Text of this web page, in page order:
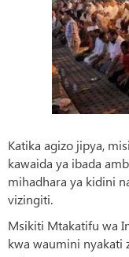
Katika agizo jipya,
kawaida ya ibada
mihadhara ya kidini
vizingiti.
Msikiti Mtakatifu wa
kwa waumini nyakati